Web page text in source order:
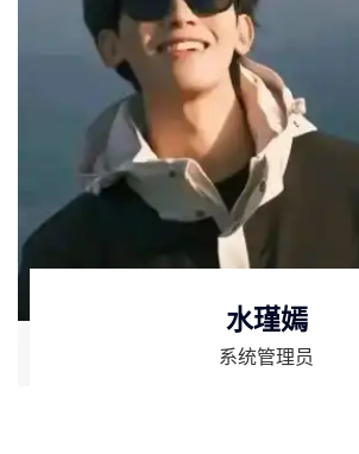
水瑾嫣
系统管理员